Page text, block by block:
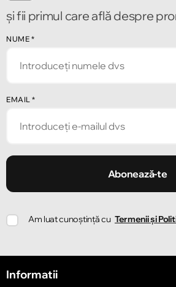
Strada Ion Creangă 78
Strada Mitropolit Varlaam 58
și fii primul care află despre
NUME *
EMAIL *
Abonează-te
Am luat cunoștință cu Termenii și
Informatii